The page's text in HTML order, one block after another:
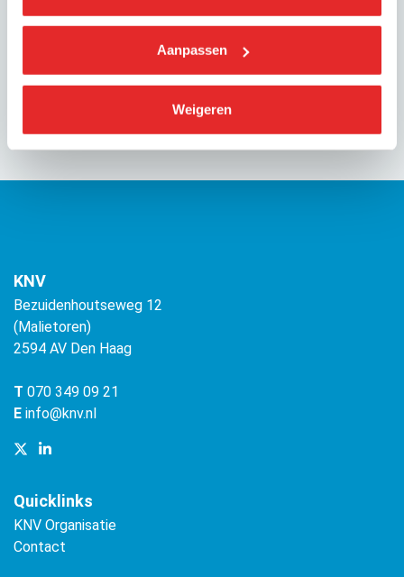
Aanpassen
Weigeren
7 juni 2024
Deel dit evenement
KNV
Bezuidenhoutseweg 12
(Malietoren)
2594 AV Den Haag
T 070 349 09 21
E info@knv.nl
Quicklinks
KNV Organisatie
Contact